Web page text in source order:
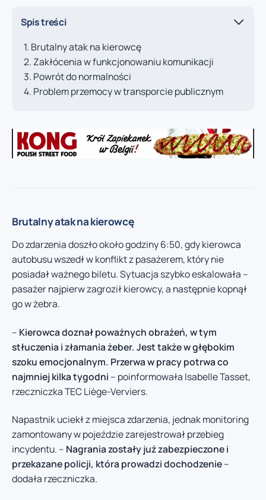
Spis treści
Brutalny atak na kierowcę
Zakłócenia w funkcjonowaniu komunikacji
Powrót do normalności
Problem przemocy w transporcie publicznym
Brutalny atak na kierowcę
Do zdarzenia doszło około godziny 6:50, gdy kierowca
autobusu wszedł w konflikt z pasażerem, który nie
posiadał ważnego biletu. Sytuacja szybko eskalowała –
pasażer najpierw zagroził kierowcy, a następnie kopnął
go w żebra.
– Kierowca doznał poważnych obrażeń, w tym
stłuczenia i złamania żeber. Jest także w głębokim
szoku emocjonalnym. Przerwa w pracy potrwa co
najmniej kilka tygodni – poinformowała Isabelle Tasset,
rzeczniczka TEC Liège-Verviers.
Napastnik uciekł z miejsca zdarzenia, jednak monitoring
zamontowany w pojeździe zarejestrował przebieg
incydentu. – Nagrania zostały już zabezpieczone i
przekazane policji, która prowadzi dochodzenie–
dodała rzeczniczka.